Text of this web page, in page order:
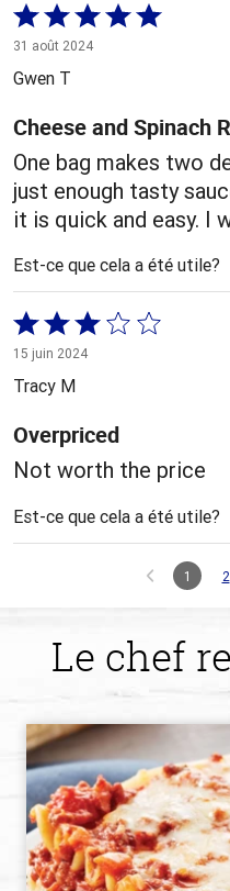
Coté
5 sur
5
31 août 2024
Gwen T
Cheese and Spinach
One bag makes two
just enough tasty
it is quick and easy. I
Est-ce que cela a été utile?
Coté
3 sur
5
15 juin 2024
Tracy M
Overpriced
Not worth the price
Est-ce que cela a été utile?
1 2
Le chef